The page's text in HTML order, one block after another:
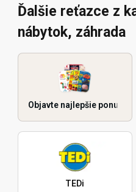
Ďalšie reťazce z
nábytok, záhrada
Objavte najlepšie ponuky
TEDi